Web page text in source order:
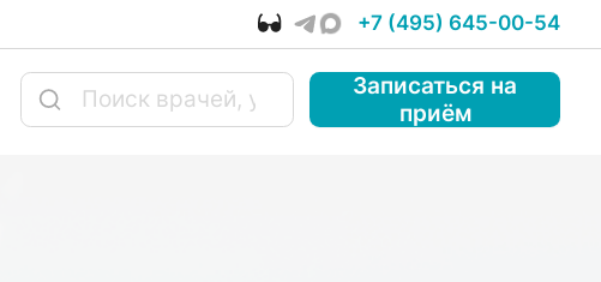
+7 (495) 645-00-54
Записаться на
приём